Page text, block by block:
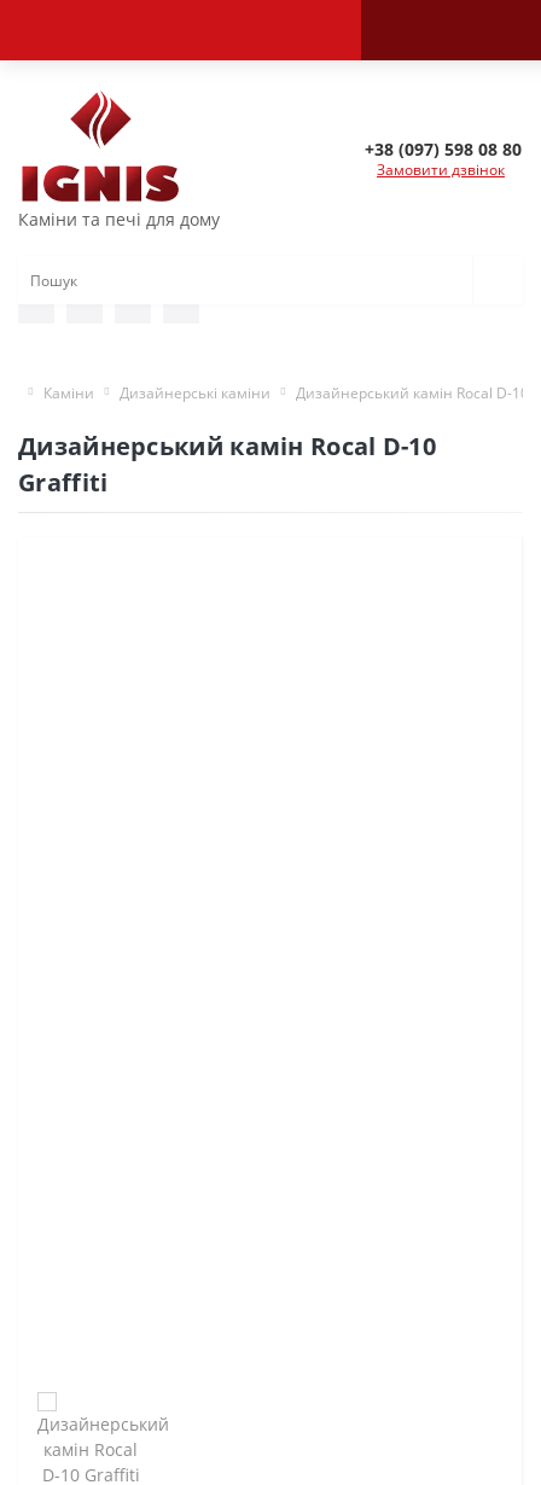
Каміни та печі для дому
+38 (097) 598 08 80
Замовити дзвінок
Каміни Дизайнерські каміни Дизайнерський камін Rocal D-10
Дизайнерський камін Rocal D-10
Graffiti